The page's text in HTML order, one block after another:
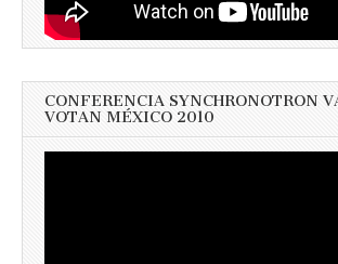
CONFERENCIA SYNCHRONOTRON
VOTAN MÉXICO 2010